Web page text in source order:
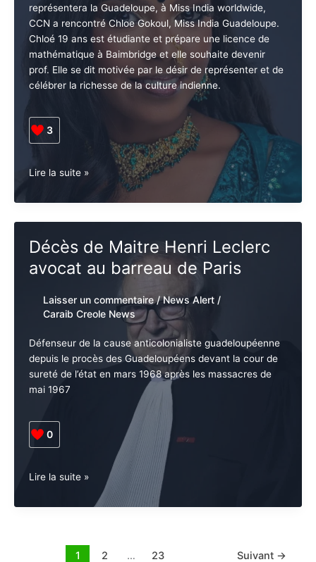
Laisser un commentaire /En Avant NA ,
News Alert/Caraib Creole News
Juste avant de s’envoler pour New York où elle
représentera la Guadeloupe, à Miss India worldwide,
CCN a rencontré Chloe Gokoul, Miss India
Guadeloupe. Chloé 19 ans est étudiante et prépare
une licence de mathématique à Baimbridge et elle
souhaite devenir prof. Elle se dit motivée par le désir
de représenter et de célébrer la richesse de la culture
indienne.
Gokoul,
Guadeloupe
Miss
India
à
New-
Décès de Maitre Henri Leclerc
avocat au barreau de Paris
Laisser un commentaire News Alert
Défenseur de la cause anticolonialiste
guadeloupéenne depuis le procès des Guadeloupéens
devant la cour de sureté de l’état en mars 1968 après
les massacres de mai 1967